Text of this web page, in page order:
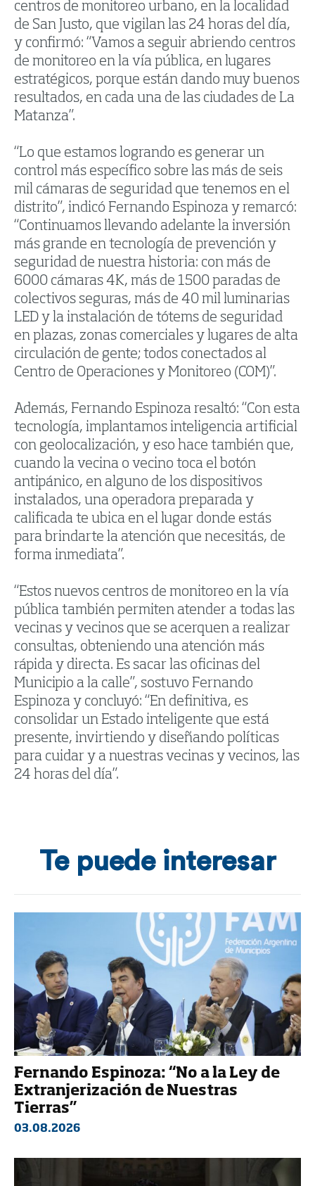
centros de monitoreo urbano, en la localidad
de San Justo, que vigilan las 24 horas del día,
y confirmó: “Vamos a seguir abriendo centros
de monitoreo en la vía pública, en lugares
estratégicos, porque están dando muy buenos
resultados, en cada una de las ciudades de La
Matanza”.
“Lo que estamos logrando es generar un
control más específico sobre las más de seis
mil cámaras de seguridad que tenemos en el
distrito”, indicó Fernando Espinoza y remarcó:
“Continuamos llevando adelante la inversión
más grande en tecnología de prevención y
seguridad de nuestra historia: con más de
6000 cámaras 4K, más de 1500 paradas de
colectivos seguras, más de 40 mil luminarias
LED y la instalación de tótems de seguridad
en plazas, zonas comerciales y lugares de alta
circulación de gente; todos conectados al
Centro de Operaciones y Monitoreo (COM)”.
Además, Fernando Espinoza resaltó: “Con esta
tecnología, implantamos inteligencia artificial
con geolocalización, y eso hace también que,
cuando la vecina o vecino toca el botón
antipánico, en alguno de los dispositivos
instalados, una operadora preparada y
calificada te ubica en el lugar donde estás
para brindarte la atención que necesitás, de
forma inmediata”.
“Estos nuevos centros de monitoreo en la vía
pública también permiten atender a todas las
vecinas y vecinos que se acerquen a realizar
consultas, obteniendo una atención más
rápida y directa. Es sacar las oficinas del
Municipio a la calle”, sostuvo Fernando
Espinoza y concluyó: “En definitiva, es
consolidar un Estado inteligente que está
presente, invirtiendo y diseñando políticas
para cuidar y a nuestras vecinas y vecinos, las
24 horas del día”.
Te puede interesar
Fernando Espinoza: “No a la Ley de
Extranjerización de Nuestras
Tierras”
03.08.2026